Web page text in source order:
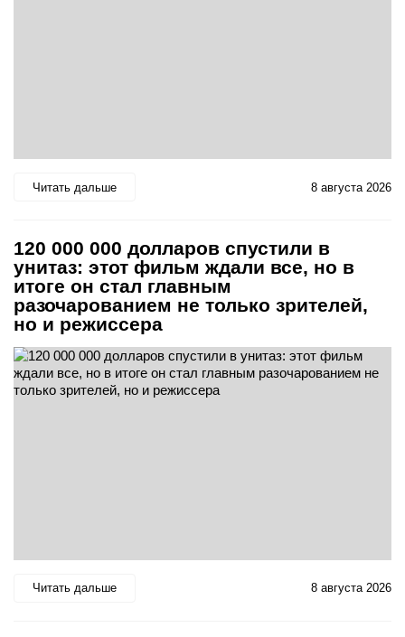
Читать дальше 8 августа 2026
120 000 000 долларов спустили в
унитаз: этот фильм ждали все, но в
итоге он стал главным
разочарованием не только зрителей,
но и режиссера
Читать дальше 8 августа 2026